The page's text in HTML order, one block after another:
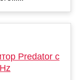
Predator с